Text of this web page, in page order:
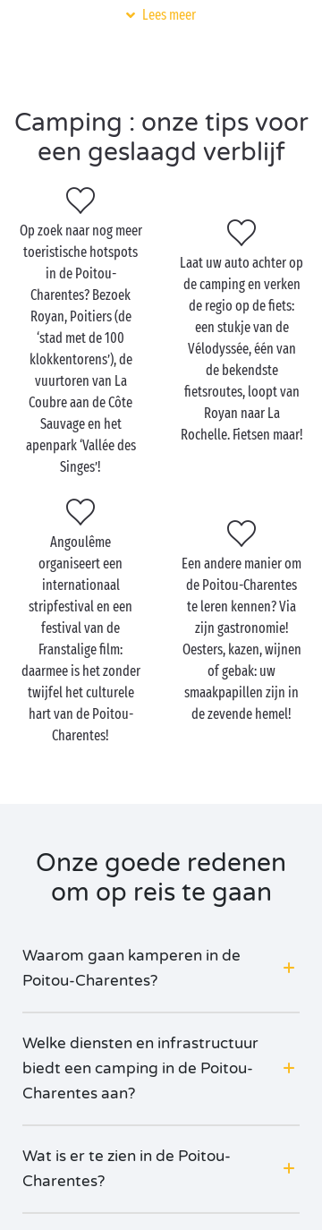
Staan er nog meer familieactiviteiten op het
attractiepark Futuroscope ten noorden van Poitiers
voor een dag boordevol amusement en sensationele
ervaringen!
Bezoek de Poitou-
Charentes met z'n
tweetjes
Het regionaal natuurpark van de moeraslanden van
de Poitou, vlak bij de Atlantische Oceaan en La
Rochelle, is een heus natuurparadijs dat ook wel het
‘Groene Venetië’ wordt genoemd. Terecht! Verken
deze unieke plek op de
of in eenkanosamen
met uw wederhelft!
Zin om het ruime sop te kiezen, een dag lang de
jodiumrijke zeelucht in te ademen en dagverse vis en
zeevruchten te degusteren? Op dan naarhet Île de Ré
het Île d'Oléron
! Alle tortelduifjes zijn dol op deze
eilanden met hun verbluffende schoonheid.
Lees meer
Camping : onze tips voor
een geslaagd verblijf
Op zoek naar nog meer
toeristische hotspots
in de Poitou-
Charentes? Bezoek
Royan, Poitiers (de
‘stad met de 100
klokkentorens’), de
vuurtoren van La
Coubre aan de Côte
Sauvage en het
apenpark ‘Vallée des
Singes’!
Laat uw auto achter op
de camping en verken
de regio op de fiets:
een stukje van de
Vélodyssée, één van
de bekendste
fietsroutes, loopt van
Royan naar La
Rochelle. Fietsen maar!
Angoulême
organiseert een
internationaal
stripfestival en een
festival van de
Franstalige film:
daarmee is het zonder
twijfel het culturele
hart van de Poitou-
Charentes!
Een andere manier om
de Poitou-Charentes
te leren kennen? Via
zijn gastronomie!
Oesters, kazen, wijnen
of gebak: uw
smaakpapillen zijn in
de zevende hemel!
Onze goede redenen
om op reis te gaan
Waarom gaan kamperen in de
Poitou-Charentes?
Welke diensten en infrastructuur
biedt een camping in de Poitou-
Charentes aan?
Wat is er te zien in de Poitou-
Charentes?